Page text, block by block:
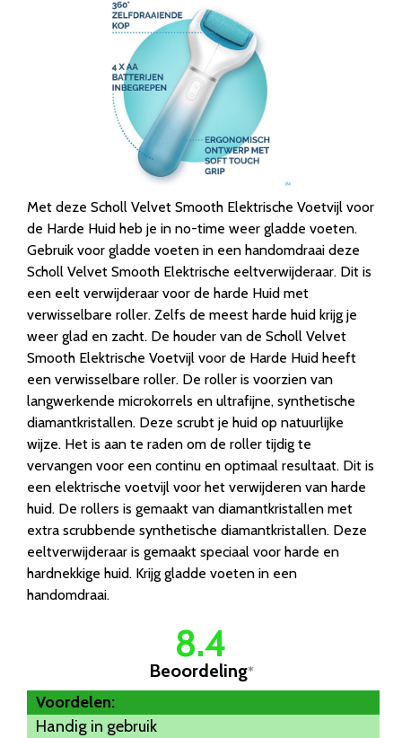
Met deze Scholl Velvet Smooth Elektrische Voetvijl voor
de Harde Huid heb je in no-time weer gladde voeten.
Gebruik voor gladde voeten in een handomdraai deze
Scholl Velvet Smooth Elektrische eeltverwijderaar. Dit is
een eelt verwijderaar voor de harde Huid met
verwisselbare roller. Zelfs de meest harde huid krijg je
weer glad en zacht. De houder van de Scholl Velvet
Smooth Elektrische Voetvijl voor de Harde Huid heeft
een verwisselbare roller. De roller is voorzien van
langwerkende microkorrels en ultrafijne, synthetische
diamantkristallen. Deze scrubt je huid op natuurlijke
wijze. Het is aan te raden om de roller tijdig te
vervangen voor een continu en optimaal resultaat. Dit is
een elektrische voetvijl voor het verwijderen van harde
huid. De rollers is gemaakt van diamantkristallen met
extra scrubbende synthetische diamantkristallen. Deze
eeltverwijderaar is gemaakt speciaal voor harde en
hardnekkige huid. Krijg gladde voeten in een
handomdraai.
8.4
Beoordeling*
Voordelen:
Handig in gebruik